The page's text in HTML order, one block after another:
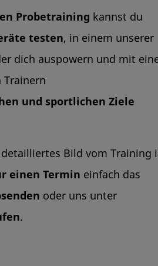
Probetraining kannst du
testen, in einem unserer
dich auspowern und mit
und sportlichen Ziele
Bild vom Training
einen Termin einfach das
oder uns unter
.